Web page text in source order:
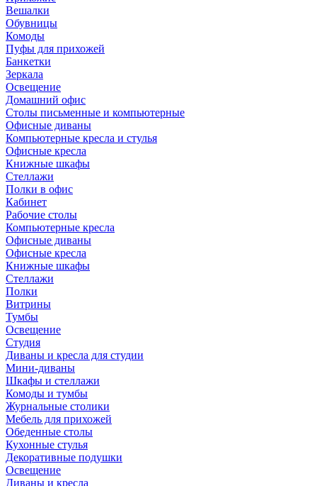
Вешалки
Обувницы
Комоды
Пуфы для прихожей
Банкетки
Зеркала
Освещение
Домашний офис
Столы письменные и компьютерные
Офисные диваны
Компьютерные кресла и стулья
Офисные кресла
Книжные шкафы
Стеллажи
Полки в офис
Кабинет
Рабочие столы
Компьютерные кресла
Офисные диваны
Офисные кресла
Книжные шкафы
Стеллажи
Полки
Витрины
Тумбы
Освещение
Студия
Диваны и кресла для студии
Мини-диваны
Шкафы и стеллажи
Комоды и тумбы
Журнальные столики
Мебель для прихожей
Обеденные столы
Кухонные стулья
Декоративные подушки
Освещение
Диваны и кресла